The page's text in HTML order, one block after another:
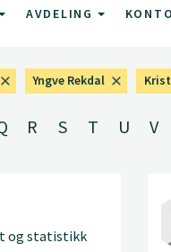
AVDELING
Yngve Rekdal
R S T U V
og statistikk